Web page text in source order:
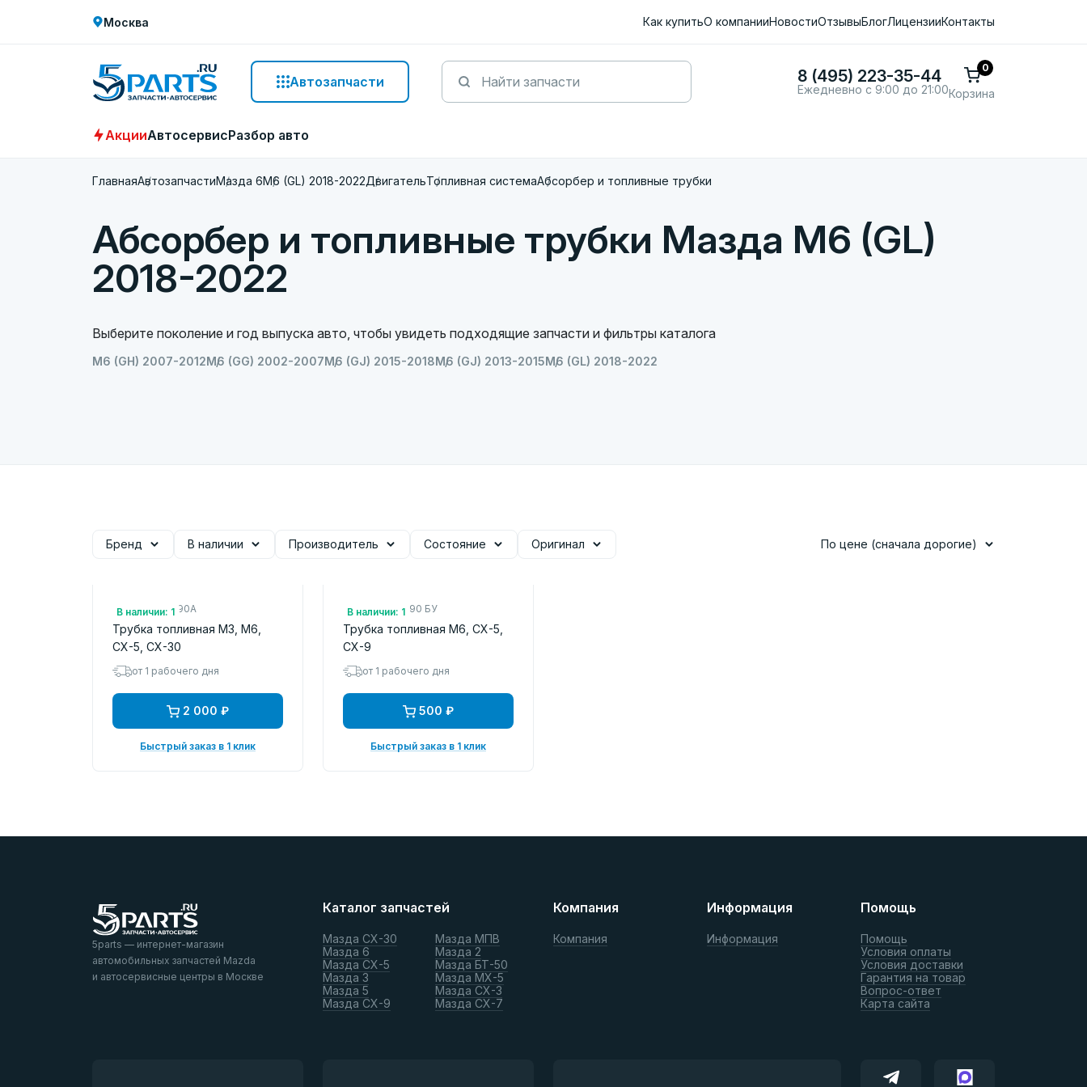
Москва Как купитьО компанииНовостиОтзывыБлогЛицензииКонтакты
Автозапчасти 8 (495) 223-35-44
Ежедневно с 9:00 до 21:00Корзина
0
АкцииАвтосервисРазбор авто
ГлавнаяАвтозапчастиМазда 6M6 (GL) 2018-2022ДвигательТопливная системаАбсорбер и топливные трубки
Абсорбер и топливные трубки Мазда M6 (GL)
2018-2022
Выберите поколение и год выпуска авто, чтобы увидеть подходящие запчасти и фильтры каталога
M6 (GH) 2007-2012M6 (GG) 2002-2007M6 (GJ) 2015-2018M6 (GJ) 2013-2015M6 (GL) 2018-2022
Бренд В наличии Производитель Состояние Оригинал По цене (сначала дорогие)
В наличии: 1
Арт.: PE2713290A
Трубка топливная M3, M6,
CX-5, CX-30
от 1 рабочего дня
2 000 ₽
Быстрый заказ в 1 клик
В наличии: 1
Арт.: PY8V13290 БУ
Трубка топливная M6, CX-5,
CX-9
от 1 рабочего дня
500 ₽
Быстрый заказ в 1 клик
5parts — интернет-магазин
автомобильных запчастей Mazda
и автосервисные центры в Москве
Каталог запчастей
Мазда СХ-30
Мазда 6
Мазда СХ-5
Мазда 3
Мазда 5
Мазда СХ-9
Мазда МПВ
Мазда 2
Мазда БТ-50
Мазда МХ-5
Мазда СХ-3
Мазда СХ-7
Компания
Компания
Информация
Информация
Помощь
Помощь
Условия оплаты
Условия доставки
Гарантия на товар
Вопрос-ответ
Карта сайта